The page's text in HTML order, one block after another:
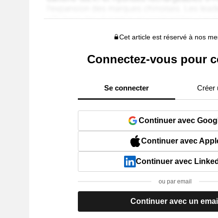
Cet article est réservé à nos
Connectez-vous pour
Se connecter Créer
Continuer avec
Continuer avec
Continuer avec
ou par email
Continuer avec un email